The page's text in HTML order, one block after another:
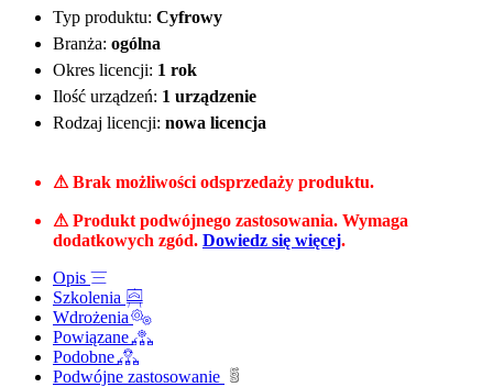
Typ produktu: Cyfrowy
Branża: ogólna
Okres licencji: 1 rok
Ilość urządzeń: 1 urządzenie
Rodzaj licencji: nowa licencja
⚠ Brak możliwości odsprzedaży produktu.
⚠ Produkt podwójnego zastosowania. Wymaga
dodatkowych zgód. Dowiedz się więcej.
Opis
Szkolenia
Wdrożenia
Powiązane
Podobne
Podwójne zastosowanie